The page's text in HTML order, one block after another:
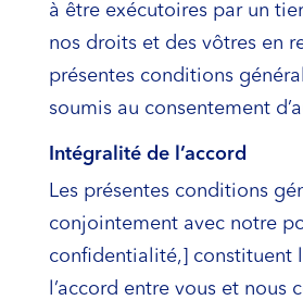
à être exécutoires par un
nos droits et des vôtres en
présentes conditions
soumis au consentement
Intégralité de l’accord
Les présentes conditions
conjointement avec notre
confidentialité,] constituent
l’accord entre vous et nous